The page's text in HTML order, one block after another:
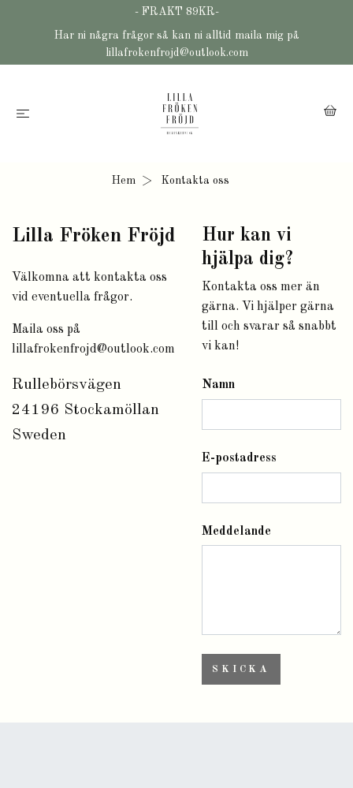
- FRAKT 89KR-
Har ni några frågor så kan ni alltid maila mig på
lillafrokenfrojd@outlook.com
Hem Kontakta oss
Lilla Fröken Fröjd
Välkomna att kontakta oss
vid eventuella frågor.
Maila oss på
lillafrokenfrojd@outlook.com
Rullebörsvägen
24196 Stockamöllan
Sweden
Hur kan vi
hjälpa dig?
Kontakta oss mer än
gärna. Vi hjälper gärna
till och svarar så snabbt
vi kan!
Namn
E-postadress
Meddelande
SKICKA